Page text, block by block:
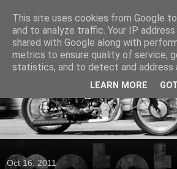
Oct 16, 2011
This site uses cookies from Google
and to analyze traffic. Your IP
shared with Google along with
metrics to ensure quality of service,
statistics, and to detect and address
LEARN MORE